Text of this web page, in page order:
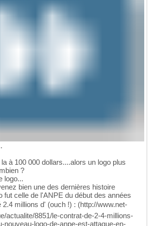
à 100 000 dollars....alors un logo plus
?
logo...
bien une des dernières histoire
fut celle de l'ANPE du début des années
millions d' (ouch !) : (http://www.net-
actualite/8851/le-contrat-de-2-4-millions-
nouveau-logo-de-anpe-est-attaque-en-